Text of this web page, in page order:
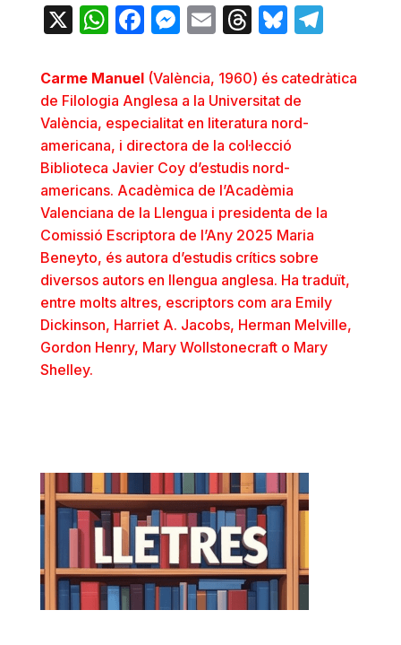
X WhatsApp
Facebook
Messenger
EmailThreads
Bluesky
Carme Manuel (València, 1960) és catedràtica
de Filologia Anglesa a la Universitat de
València, especialitat en literatura nord-
americana, i directora de la col·lecció
Biblioteca Javier Coy d’estudis nord-
americans. Acadèmica de l’Acadèmia
Valenciana de la Llengua i presidenta de la
Comissió Escriptora de l’Any 2025 Maria
Beneyto, és autora d’estudis crítics sobre
diversos autors en llengua anglesa. Ha traduït,
entre molts altres, escriptors com ara Emily
Dickinson, Harriet A. Jacobs, Herman Melville,
Gordon Henry, Mary Wollstonecraft o Mary
Shelley.